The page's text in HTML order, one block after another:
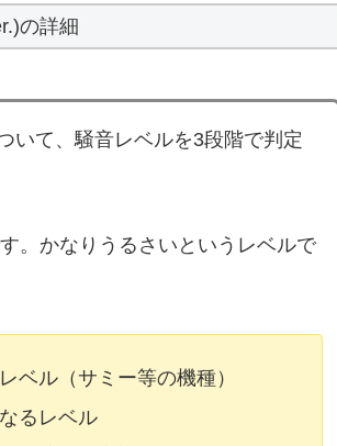
の詳細
いて、騒音レベルを3段階で判定
。かなりうるさいというレベルで
ベル（サミー等の機種）
るレベル